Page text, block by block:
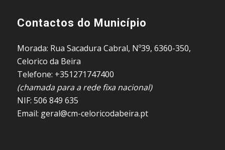
Contactos do Município
Morada: Rua Sacadura Cabral, Nº39, 6360-350,
Celorico da Beira
Telefone: +351271747400
(chamada para a rede fixa nacional)
NIF: 506 849 635
Email: geral@cm-celoricodabeira.pt